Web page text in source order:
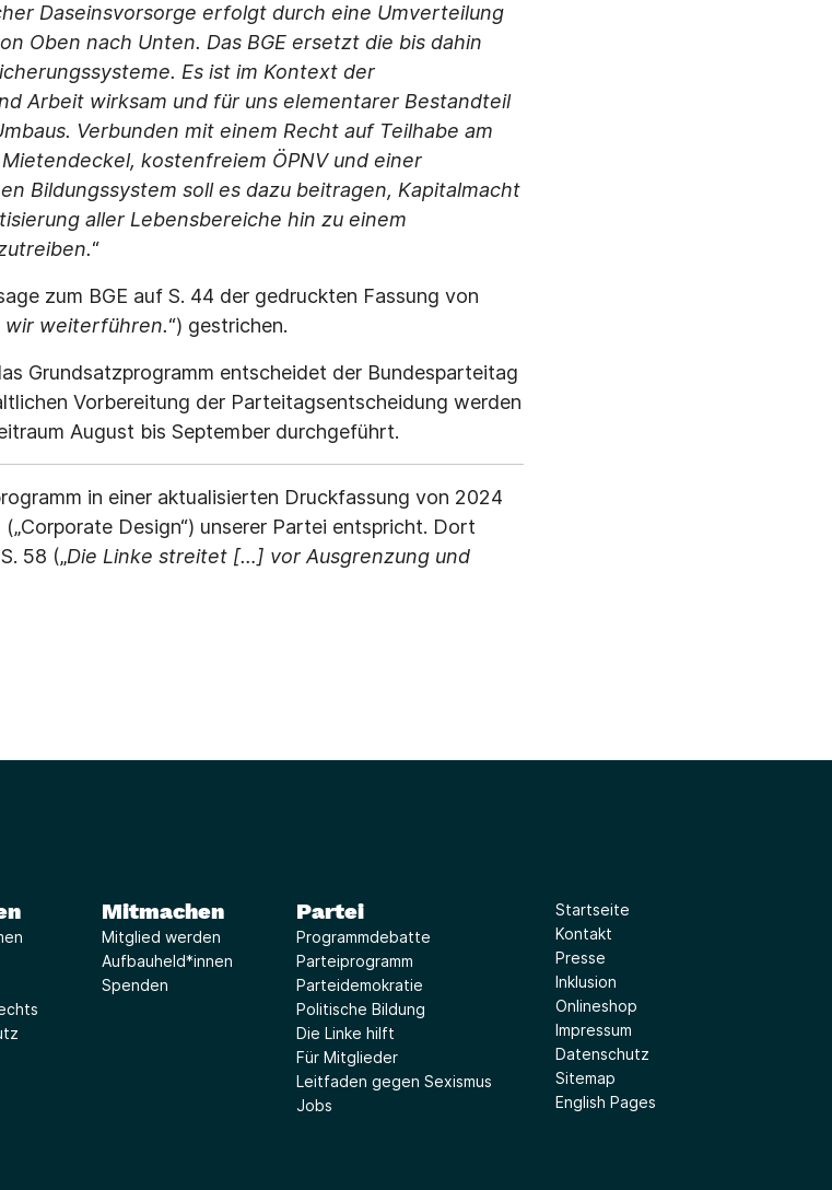
Daseinsvorsorge erfolgt durch eine Umverteilung
Oben nach Unten. Das BGE ersetzt die bis dahin
Es ist im Kontext der
Arbeit wirksam und für uns elementarer Bestandteil
Verbunden mit einem Recht auf Teilhabe am
kostenfreiem ÖPNV und einer
Bildungssystem soll es dazu beitragen, Kapitalmacht
aller Lebensbereiche hin zu einem
“
zum BGE auf S. 44 der gedruckten Fassung von
wir weiterführen.“) gestrichen.
Grundsatzprogramm entscheidet der Bundesparteitag
Vorbereitung der Parteitagsentscheidung werden
August bis September durchgeführt.
in einer aktualisierten Druckfassung von 2024
Design“) unserer Partei entspricht. Dort
58 („Die Linke streitet […] vor Ausgrenzung und
Fenster)
Mitmachen
Mitglied werden
Aufbauheld*innen
Spenden
Partei
Programmdebatte
Parteiprogramm
Parteidemokratie
Politische Bildung
Die Linke hilft
Für Mitglieder
Leitfaden gegen Sexismus
Jobs
Startseite
Kontakt
Presse
Inklusion
Onlineshop
Impressum
Datenschutz
Sitemap
English Pages